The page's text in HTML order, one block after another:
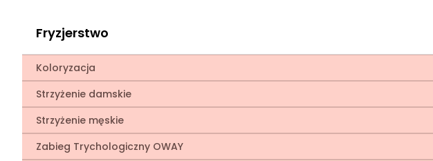
Fryzjerstwo
Koloryzacja
Strzyżenie damskie
Strzyżenie męskie
Zabieg Trychologiczny OWAY